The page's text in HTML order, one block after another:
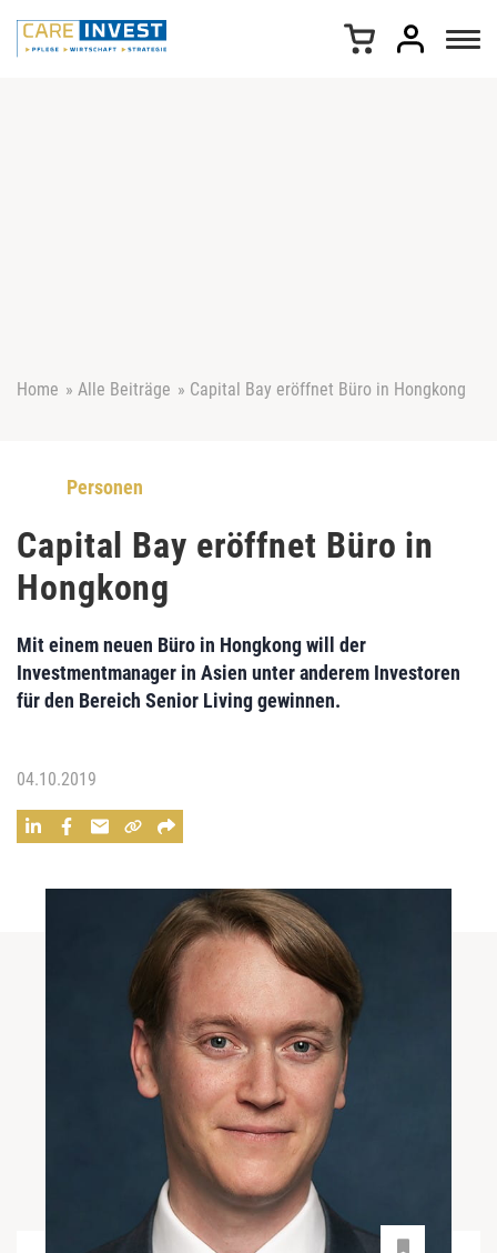
Home » Alle Beiträge » Capital Bay eröffnet Büro in Hongkong
Personen
Capital Bay eröffnet Büro in
Hongkong
Mit einem neuen Büro in Hongkong will der
Investmentmanager in Asien unter anderem Investoren
für den Bereich Senior Living gewinnen.
04.10.2019